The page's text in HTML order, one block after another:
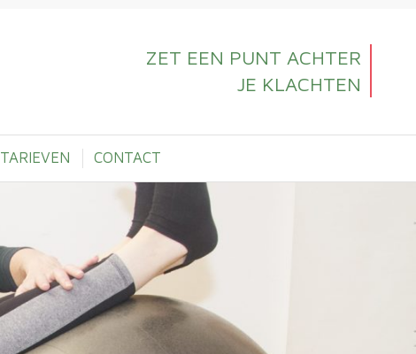
ZET EEN PUNT ACHTER
JE KLACHTEN
TARIEVEN CONTACT